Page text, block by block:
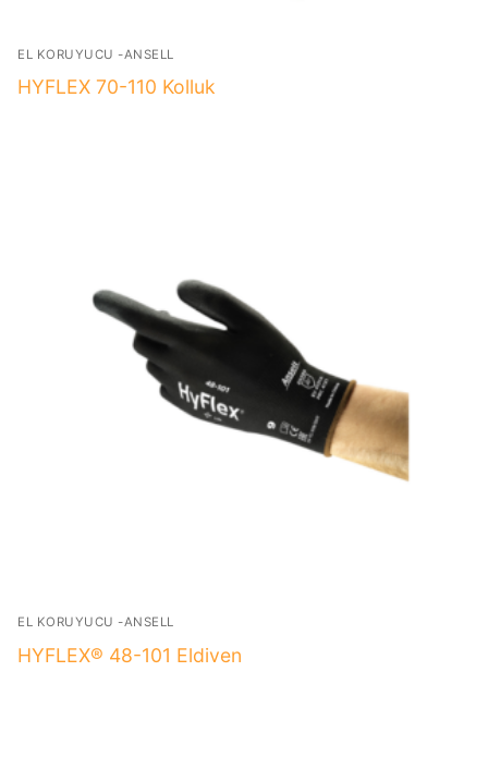
EL KORUYUCU -ANSELL
HYFLEX 70-110 Kolluk
EL KORUYUCU -ANSELL
HYFLEX® 48-101 Eldiven